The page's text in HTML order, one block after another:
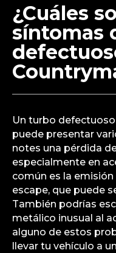
¿Cuáles
síntomas
Un turbo
puede presentar
notes una pérdida
especialmente en
común es la
escape, que puede
También podrías
metálico inusual al
alguno de estos
llevar tu vehículo a